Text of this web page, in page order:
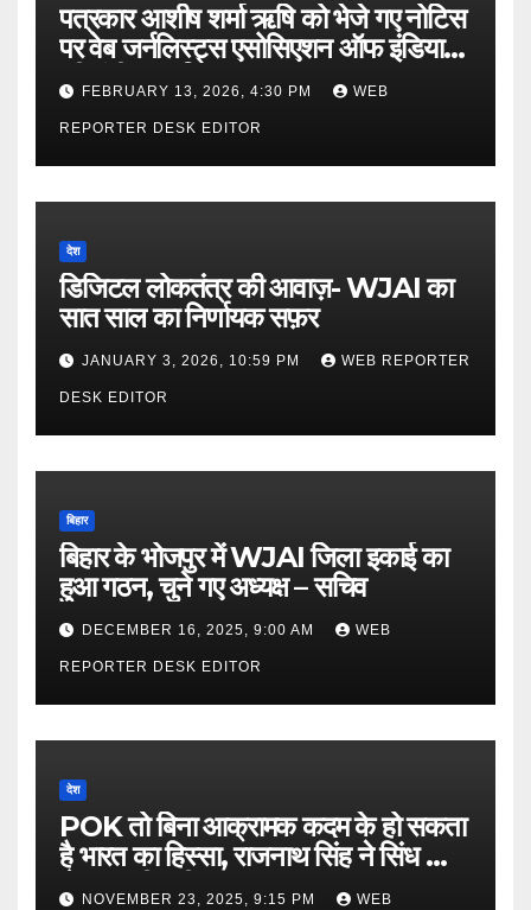
पत्रकार आशीष शर्मा ऋषि को भेजे गए नोटिस
पर वेब जर्नलिस्ट्स एसोसिएशन ऑफ इंडिया
की गंभीर आपत्ति
FEBRUARY 13, 2026, 4:30 PM WEB
REPORTER DESK EDITOR
देश
डिजिटल लोकतंत्र की आवाज़- WJAI का
सात साल का निर्णायक सफ़र
JANUARY 3, 2026, 10:59 PM WEB REPORTER
DESK EDITOR
बिहार
बिहार के भोजपुर में WJAI जिला इकाई का
हुआ गठन, चुने गए अध्यक्ष – सचिव
DECEMBER 16, 2025, 9:00 AM WEB
REPORTER DESK EDITOR
देश
POK तो बिना आक्रामक कदम के हो सकता
है भारत का हिस्सा, राजनाथ सिंह ने सिंध को
लेकर कही बड़ी बात…
NOVEMBER 23, 2025, 9:15 PM WEB